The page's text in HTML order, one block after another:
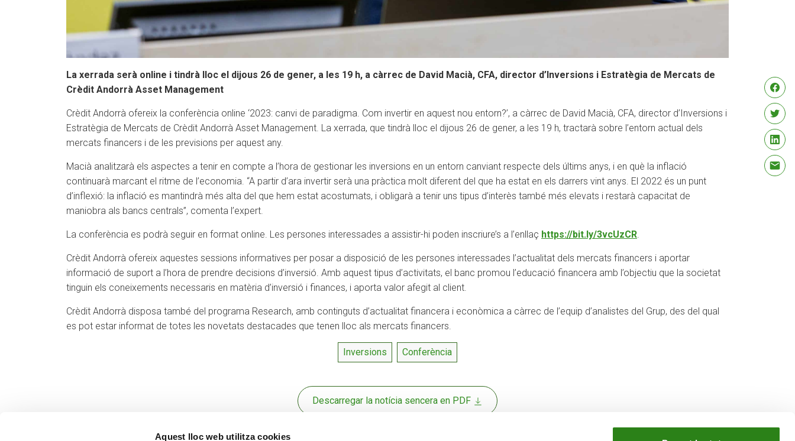
Aquest lloc web utilitza cookies
La xerrada serà online i tindrà lloc el dijous 26 de gener, a les 19 h, a càrrec de David Macià, CFA, director d’Inversions i Estratègia de Mercats de
Crèdit Andorrà Asset Management
Crèdit Andorrà ofereix la conferència online ‘2023: canvi de paradigma. Com invertir en aquest nou entorn?’, a càrrec de David Macià, CFA, director d’Inversions i
Estratègia de Mercats de Crèdit Andorrà Asset Management. La xerrada, que tindrà lloc el dijous 26 de gener, a les 19 h, tractarà sobre l’entorn actual dels
mercats financers i de les previsions per aquest any.
Macià analitzarà els aspectes a tenir en compte a l’hora de gestionar les inversions en un entorn canviant respecte dels últims anys, i en què la inflació
continuarà marcant el ritme de l’economia. “A partir d’ara invertir serà una pràctica molt diferent del que ha estat en els darrers vint anys. El 2022 és un punt
d’inflexió: la inflació es mantindrà més alta del que hem estat acostumats, i obligarà a tenir uns tipus d’interès també més elevats i restarà capacitat de
maniobra als bancs centrals”, comenta l’expert.
La conferència es podrà seguir en format online. Les persones interessades a assistir-hi poden inscriure’s a l’enllaç https://bit.ly/3vcUzCR.
Crèdit Andorrà ofereix aquestes sessions informatives per posar a disposició de les persones interessades l’actualitat dels mercats financers i aportar
informació de suport a l’hora de prendre decisions d’inversió. Amb aquest tipus d’activitats, el banc promou l’educació financera amb l’objectiu que la societat
tinguin els coneixements necessaris en matèria d’inversió i finances, i aporta valor afegit al client.
Crèdit Andorrà disposa també del programa Research, amb continguts d’actualitat financera i econòmica a càrrec de l’equip d’analistes del Grup, des del qual
es pot estar informat de totes les novetats destacades que tenen lloc als mercats financers.
Inversions Conferència
Descarregar la notícia sencera en PDF